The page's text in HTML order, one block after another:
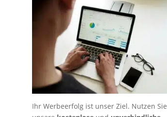
Ihr Werbeerfolg ist unser Ziel. Nutzen Sie